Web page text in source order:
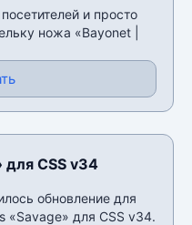
и просто
ножа «Bayonet |
для CSS v34
обновление для
«Savage» для CSS v34.